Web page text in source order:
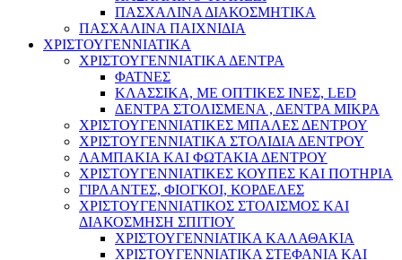
ΠΑΣΧΑΛΙΝΑ ΔΙΑΚΟΣΜΗΤΙΚΑ
ΠΑΣΧΑΛΙΝΑ ΠΑΙΧΝΙΔΙΑ
ΧΡΙΣΤΟΥΓΕΝΝΙΑΤΙΚΑ
ΧΡΙΣΤΟΥΓΕΝΝΙΑΤΙΚΑ ΔΕΝΤΡΑ
ΦΑΤΝΕΣ
ΚΛΑΣΣΙΚΑ, ΜΕ ΟΠΤΙΚΕΣ ΙΝΕΣ, LED
ΔΕΝΤΡΑ ΣΤΟΛΙΣΜΕΝΑ , ΔΕΝΤΡΑ ΜΙΚΡΑ
ΧΡΙΣΤΟΥΓΕΝΝΙΑΤΙΚΕΣ ΜΠΑΛΕΣ ΔΕΝΤΡΟΥ
ΧΡΙΣΤΟΥΓΕΝΝΙΑΤΙΚΑ ΣΤΟΛΙΔΙΑ ΔΕΝΤΡΟΥ
ΛΑΜΠΑΚΙΑ ΚΑΙ ΦΩΤΑΚΙΑ ΔΕΝΤΡΟΥ
ΧΡΙΣΤΟΥΓΕΝΝΙΑΤΙΚΕΣ ΚΟΥΠΕΣ ΚΑΙ ΠΟΤΗΡΙΑ
ΓΙΡΛΑΝΤΕΣ, ΦΙΟΓΚΟΙ, ΚΟΡΔΕΛΕΣ
ΧΡΙΣΤΟΥΓΕΝΝΙΑΤΙΚΟΣ ΣΤΟΛΙΣΜΟΣ ΚΑΙ
ΔΙΑΚΟΣΜΗΣΗ ΣΠΙΤΙΟΥ
ΧΡΙΣΤΟΥΓΕΝΝΙΑΤΙΚΑ ΚΑΛΑΘΑΚΙΑ
ΧΡΙΣΤΟΥΓΕΝΝΙΑΤΙΚΑ ΣΤΕΦΑΝΙΑ ΚΑΙ